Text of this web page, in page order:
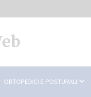
ORTOPEDICI E POSTURALI